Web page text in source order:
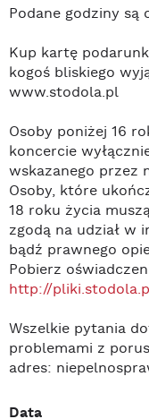
Podane godziny są
Kup kartę
kogoś bliskiego
www.stodola.pl
Osoby poniżej 16
koncercie
wskazanego przez
Osoby, które
18 roku życia
zgodą na udział w
bądź prawnego
Pobierz
http://
Wszelkie pytania
problemami z
adres:
Data